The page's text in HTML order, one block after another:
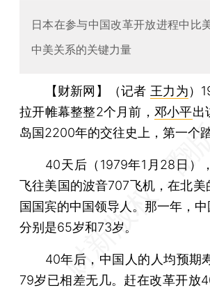
日本在参与中国改革开放进程中比
中美关系的关键力量
【财新网】（记者 王力为）
拉开帷幕整整2个月前， 邓小平出
岛国2200年的交往史上，第一个
40天后（1979年1月28日）
飞往美国的波音707飞机，在北
国国宾的中国领导人。那一年，
分别是65岁和73岁。
40年后，中国人的人均预期
79岁已相差无几。赶在改革开放